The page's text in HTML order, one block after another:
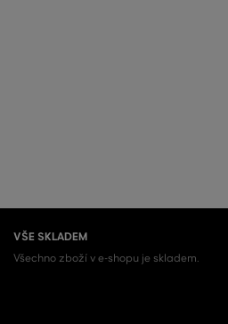
VŠE SKLADEM
Všechno zboží v e-shopu je skladem.